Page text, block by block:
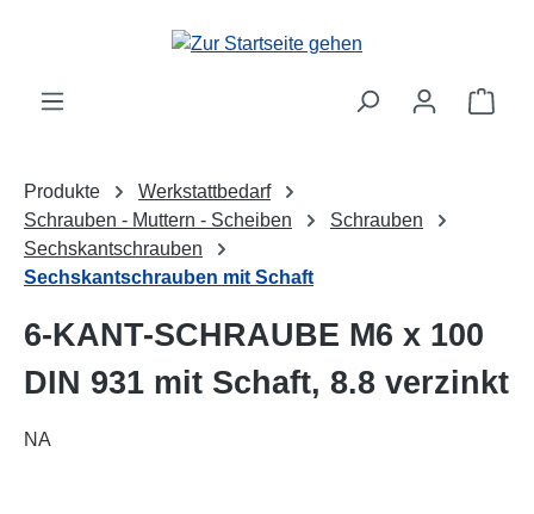
Produkte
Werkstattbedarf
Schrauben - Muttern - Scheiben
Schrauben
Sechskantschrauben
Sechskantschrauben mit Schaft
6-KANT-SCHRAUBE M6 x 100
DIN 931 mit Schaft, 8.8 verzinkt
NA